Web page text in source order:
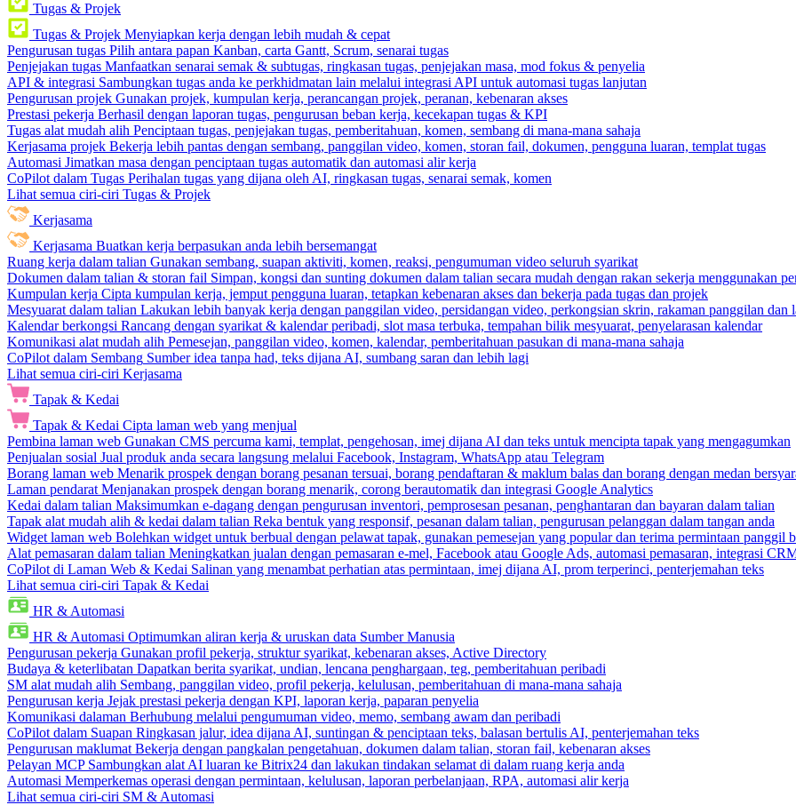
Tugas & Projek
Tugas & Projek Menyiapkan kerja dengan lebih mudah & cepat
Pengurusan tugas Pilih antara papan Kanban, carta Gantt, Scrum, senarai tugas
Penjejakan tugas Manfaatkan senarai semak & subtugas, ringkasan tugas, penjejakan masa, mod fokus & penyelia
API & integrasi Sambungkan tugas anda ke perkhidmatan lain melalui integrasi API untuk automasi tugas lanjutan
Pengurusan projek Gunakan projek, kumpulan kerja, perancangan projek, peranan, kebenaran akses
Prestasi pekerja Berhasil dengan laporan tugas, pengurusan beban kerja, kecekapan tugas & KPI
Tugas alat mudah alih Penciptaan tugas, penjejakan tugas, pemberitahuan, komen, sembang di mana-mana sahaja
Kerjasama projek Bekerja lebih pantas dengan sembang, panggilan video, komen, storan fail, dokumen, pengguna luaran, templat tugas
Automasi Jimatkan masa dengan penciptaan tugas automatik dan automasi alir kerja
CoPilot dalam Tugas Perihalan tugas yang dijana oleh AI, ringkasan tugas, senarai semak, komen
Lihat semua ciri-ciri Tugas & Projek
Kerjasama
Kerjasama Buatkan kerja berpasukan anda lebih bersemangat
Ruang kerja dalam talian Gunakan sembang, suapan aktiviti, komen, reaksi, pengumuman video seluruh syarikat
Dokumen dalam talian & storan fail Simpan, kongsi dan sunting dokumen dalam talian secara mudah dengan rakan sekerja menggunakan
Kumpulan kerja Cipta kumpulan kerja, jemput pengguna luaran, tetapkan kebenaran akses dan bekerja pada tugas dan projek
Mesyuarat dalam talian Lakukan lebih banyak kerja dengan panggilan video, persidangan video, perkongsian skrin, rakaman panggilan dan
Kalendar berkongsi Rancang dengan syarikat & kalendar peribadi, slot masa terbuka, tempahan bilik mesyuarat, penyelarasan kalendar
Komunikasi alat mudah alih Pemesejan, panggilan video, komen, kalendar, pemberitahuan pasukan di mana-mana sahaja
CoPilot dalam Sembang Sumber idea tanpa had, teks dijana AI, sumbang saran dan lebih lagi
Lihat semua ciri-ciri Kerjasama
Tapak & Kedai
Tapak & Kedai Cipta laman web yang menjual
Pembina laman web Gunakan CMS percuma kami, templat, pengehosan, imej dijana AI dan teks untuk mencipta tapak yang mengagumkan
Penjualan sosial Jual produk anda secara langsung melalui Facebook, Instagram, WhatsApp atau Telegram
Borang laman web Menarik prospek dengan borang pesanan tersuai, borang pendaftaran & maklum balas dan borang dengan medan
Laman pendarat Menjanakan prospek dengan borang menarik, corong berautomatik dan integrasi Google Analytics
Kedai dalam talian Maksimumkan e-dagang dengan pengurusan inventori, pemprosesan pesanan, penghantaran dan bayaran dalam talian
Tapak alat mudah alih & kedai dalam talian Reka bentuk yang responsif, pesanan dalam talian, pengurusan pelanggan dalam tangan anda
Widget laman web Bolehkan widget untuk berbual dengan pelawat tapak, gunakan pemesejan yang popular dan terima permintaan panggil
Alat pemasaran dalam talian Meningkatkan jualan dengan pemasaran e-mel, Facebook atau Google Ads, automasi pemasaran, integrasi
CoPilot di Laman Web & Kedai Salinan yang menambat perhatian atas permintaan, imej dijana AI, prom terperinci, penterjemahan teks
Lihat semua ciri-ciri Tapak & Kedai
HR & Automasi
HR & Automasi Optimumkan aliran kerja & uruskan data Sumber Manusia
Pengurusan pekerja Gunakan profil pekerja, struktur syarikat, kebenaran akses, Active Directory
Budaya & keterlibatan Dapatkan berita syarikat, undian, lencana penghargaan, teg, pemberitahuan peribadi
SM alat mudah alih Sembang, panggilan video, profil pekerja, kelulusan, pemberitahuan di mana-mana sahaja
Pengurusan kerja Jejak prestasi pekerja dengan KPI, laporan kerja, paparan penyelia
Komunikasi dalaman Berhubung melalui pengumuman video, memo, sembang awam dan peribadi
CoPilot dalam Suapan Ringkasan jalur, idea dijana AI, suntingan & penciptaan teks, balasan bertulis AI, penterjemahan teks
Pengurusan maklumat Bekerja dengan pangkalan pengetahuan, dokumen dalam talian, storan fail, kebenaran akses
Pelayan MCP Sambungkan alat AI luaran ke Bitrix24 dan lakukan tindakan selamat di dalam ruang kerja anda
Automasi Memperkemas operasi dengan permintaan, kelulusan, laporan perbelanjaan, RPA, automasi alir kerja
Lihat semua ciri-ciri SM & Automasi